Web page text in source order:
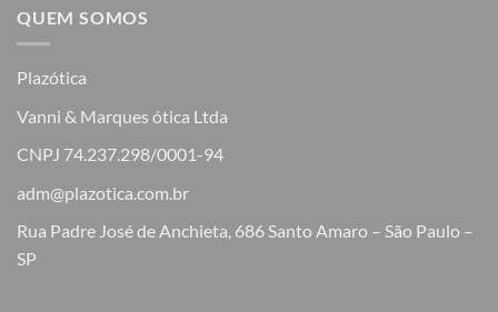
QUEM SOMOS
Plazótica
Vanni & Marques ótica Ltda
CNPJ 74.237.298/0001-94
adm@plazotica.com.br
Rua Padre José de Anchieta, 686 Santo Amaro – São Paulo –
SP